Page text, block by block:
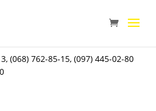
,(068) 762-85-15,(097) 445-02-80